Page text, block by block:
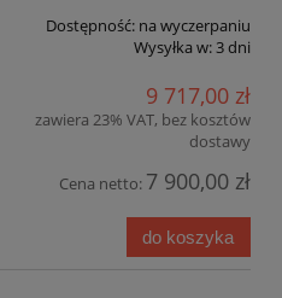
Dostępność: na wyczerpaniu
Wysyłka w:3 dni
9 717,00 zł
zawiera 23% VAT, bez kosztów
dostawy
Cena netto: 7 900,00 zł
do koszyka